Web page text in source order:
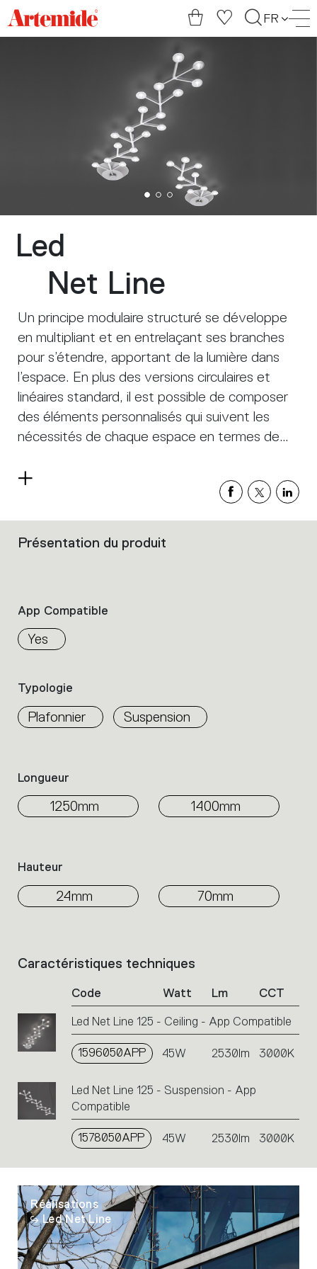
Artemide
home
FR
Led
Net Line
Un principe modulaire structuré se développe
en multipliant et en entrelaçant ses branches
pour s’étendre, apportant de la lumière dans
l’espace. En plus des versions circulaires et
linéaires standard, il est possible de composer
des éléments personnalisés qui suivent les
nécessités de chaque espace en termes de
Read
Filters
properties
within
the
the
filters
to
product.
Présentation du produit
App Compatible
Yes
Typologie
Plafonnier Suspension
Longueur
1250mm 1400mm
Hauteur
24mm 70mm
List
Click
on
the
code
or
icons
action.
Caractéristiques techniques
Code Watt Lm CCT
Led Net Line 125 - Ceiling - App Compatible
1596050APP 45W 2530lm 3000K
Led Net Line 125 - Suspension - App
Compatible
1578050APP 45W 2530lm 3000K
Réalisations
Led Net Line